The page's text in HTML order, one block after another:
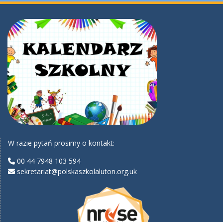
W razie pytań prosimy o kontakt:
00 44 7948 103 594
sekretariat@polskaszkolaluton.org.uk